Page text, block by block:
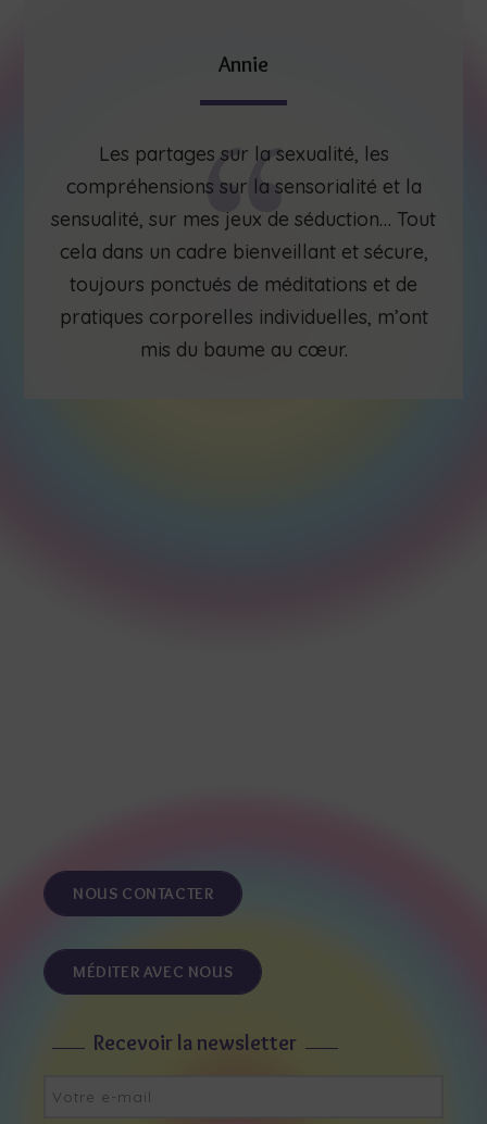
Annie
Les partages sur la sexualité, les
compréhensions sur la sensorialité et la
sensualité, sur mes jeux de séduction… Tout
cela dans un cadre bienveillant et sécure,
toujours ponctués de méditations et de
pratiques corporelles individuelles, m’ont
mis du baume au cœur.
NOUS CONTACTER
MÉDITER AVEC NOUS
Recevoir la newsletter